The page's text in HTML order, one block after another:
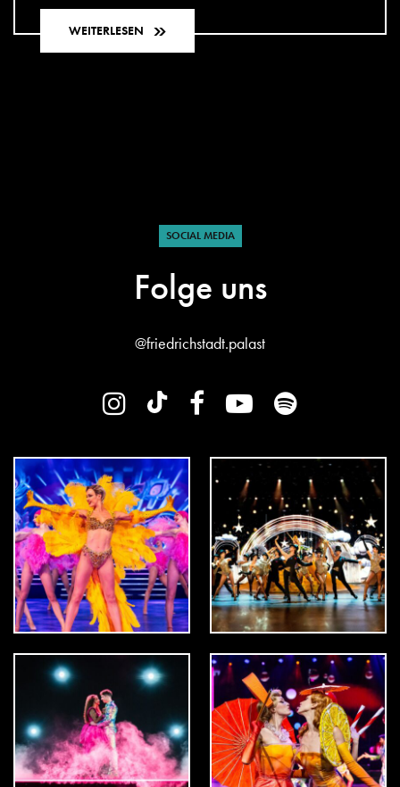
WEITERLESEN
SOCIAL MEDIA
Folge uns
@friedrichstadt.palast